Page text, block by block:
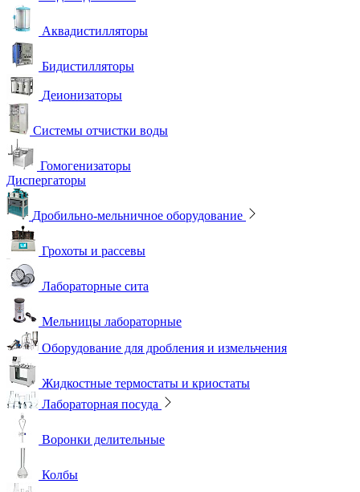
Аквадистилляторы
Бидистилляторы
Деионизаторы
Системы отчистки воды
Гомогенизаторы
Диспергаторы
Дробильно-мельничное оборудование
Грохоты и рассевы
Лабораторные сита
Мельницы лабораторные
Оборудование для дробления и измельчения
Жидкостные термостаты и криостаты
Лабораторная посуда
Воронки делительные
Колбы